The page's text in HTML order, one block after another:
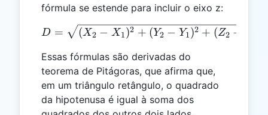
fórmula se estende para incluir o eixo z:
D = \sqrt{(X₂ - X₁)^2 +
D = (X2 − X1)2 + (Y2 − Y1)2 + (Z2 −
Essas fórmulas são derivadas do
teorema de Pitágoras, que afirma que,
em um triângulo retângulo, o quadrado
da hipotenusa é igual à soma dos